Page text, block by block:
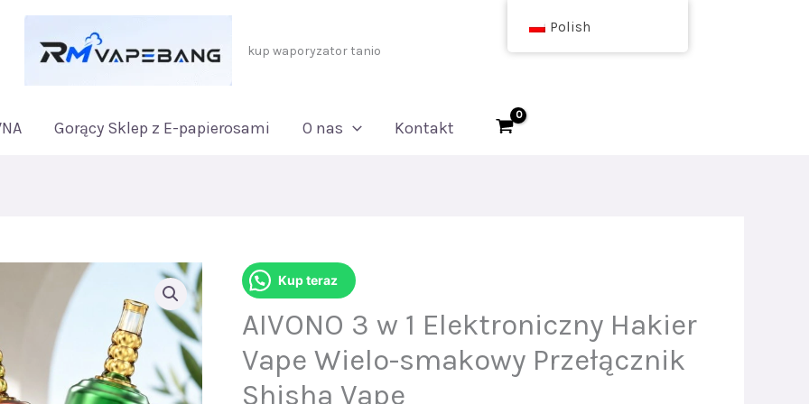
kup waporyzator tanio
Gorący Sklep z E-papierosami O nas Kontakt
Kup teraz
AIVONO 3 w 1 Elektroniczny Hakier
Vape Wielo-smakowy Przełącznik
Shisha Vape
Polish